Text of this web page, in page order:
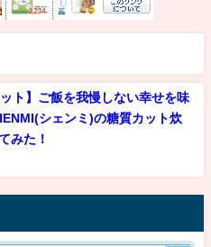
ット】ご飯を我慢しない幸せを味
シェンミ)の糖質カット炊
みた！